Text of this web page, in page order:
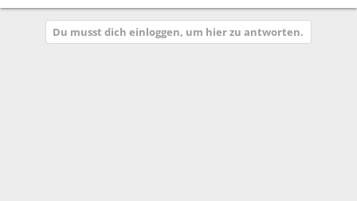
Du musst dich einloggen, um hier zu antworten.